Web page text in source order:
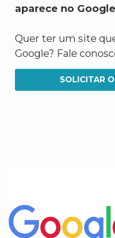
aparece no
Quer ter um site
Google? Fale
SOLICITAR